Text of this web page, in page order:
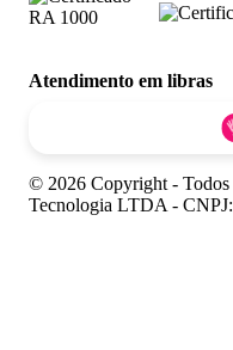
Atendimento em libras
© 2026 Copyright - Todos
Tecnologia LTDA -